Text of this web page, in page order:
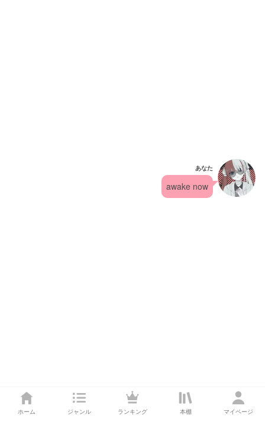
ホーム ジャンル ランキング 本棚 マイページ
あなた
awake now